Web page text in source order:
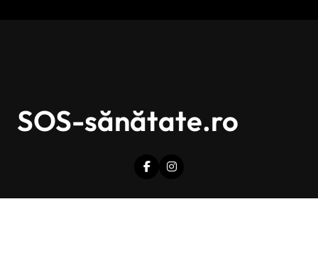
SOS-sănătate.ro